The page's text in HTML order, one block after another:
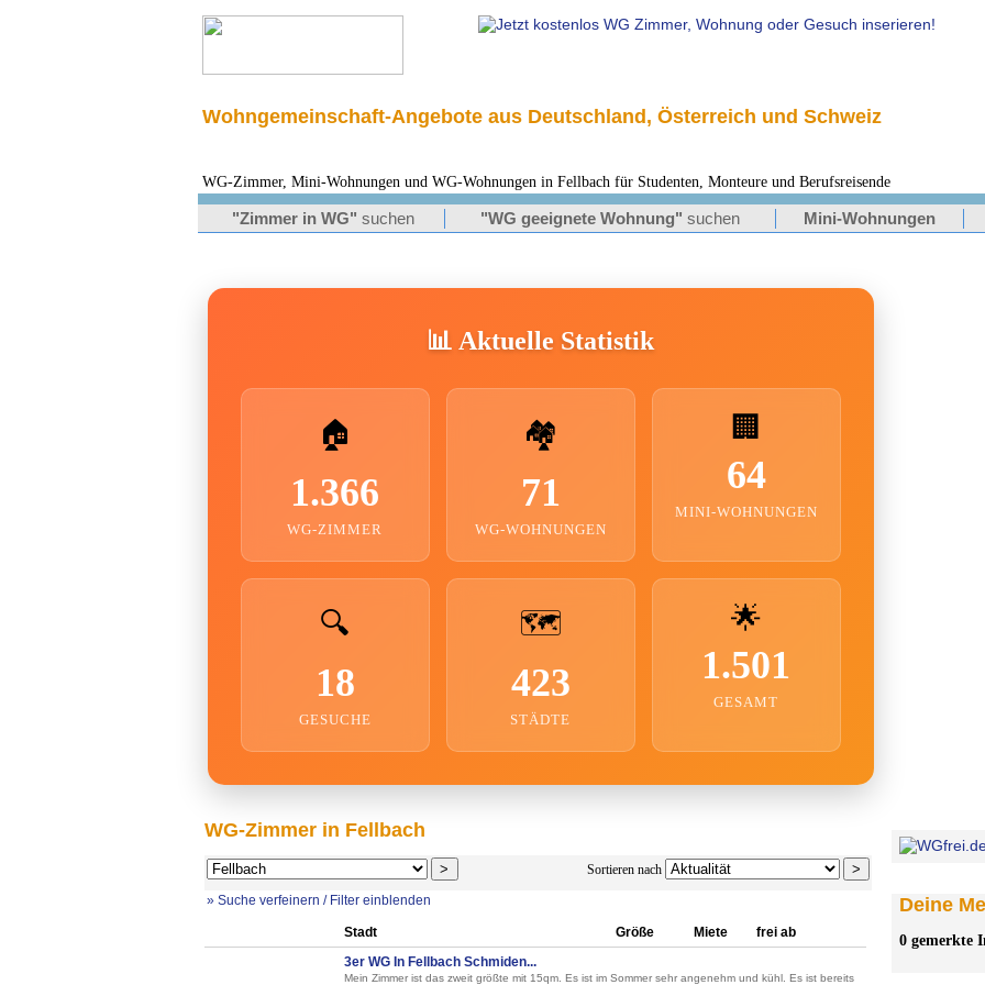
Wohngemeinschaft-Angebote aus Deutschland, Österreich und Schweiz
WG-Zimmer, Mini-Wohnungen und WG-Wohnungen in Fellbach für Studenten, Monteure und Berufsreisende
"Zimmer in WG" suchen "WG geeignete Wohnung" suchen Mini-Wohnungen
📊 Aktuelle Statistik
🏠
1.366
WG-ZIMMER
🏘️
71
WG-WOHNUNGEN
🏢
64
MINI-WOHNUNGEN
🔍
18
GESUCHE
🗺️
423
STÄDTE
🌟
1.501
GESAMT
WG-Zimmer in Fellbach
Sortieren nach
» Suche verfeinern / Filter einblenden
Stadt Größe Miete
frei ab
3er WG In Fellbach Schmiden...
Mein Zimmer ist das zweit größte mit 15qm. Es ist im Sommer sehr angenehm und kühl. Es ist bereits
Deine
0 gemerkte